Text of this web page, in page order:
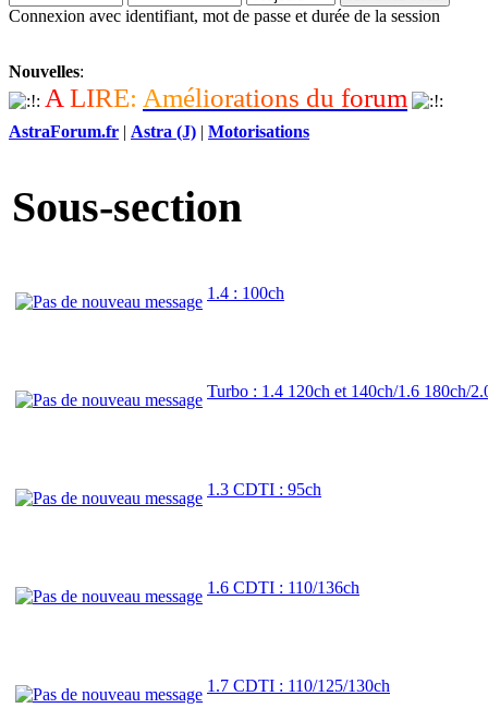
Connexion avec identifiant, mot de passe et durée de la session
Nouvelles:
A LIRE: Améliorations du forum
AstraForum.fr | Astra (J) | Motorisations
Sous-section
1.4 : 100ch
Turbo : 1.4 120ch et 140ch/1.6 180ch/
1.3 CDTI : 95ch
1.6 CDTI : 110/136ch
1.7 CDTI : 110/125/130ch